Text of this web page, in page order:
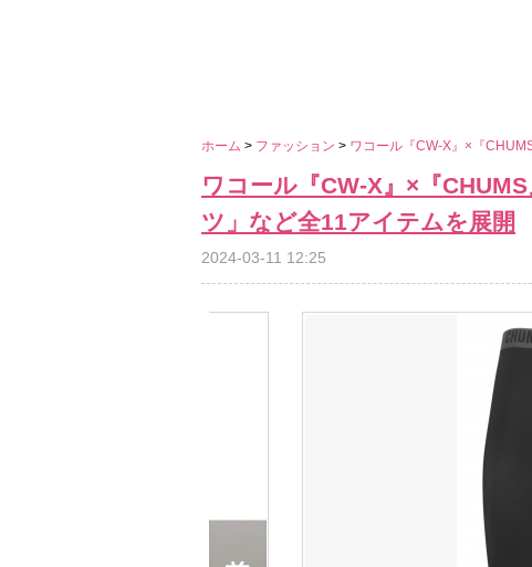
ホーム > ファッション > ワコール『CW-X』×『
ワコール『CW-X』×『
ツ」など全11アイテムを展開
2024-03-11 12:25